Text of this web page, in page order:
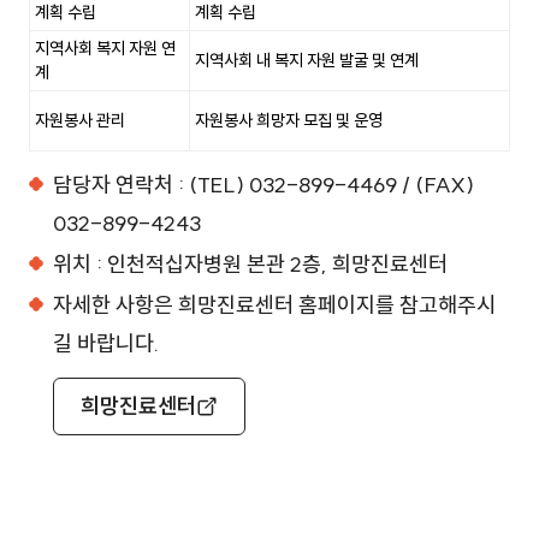
계획 수립
계획 수립
지역사회 복지 자원 연
계
지역사회 내 복지 자원 발굴 및 연계
자원봉사 관리 자원봉사 희망자 모집 및 운영
담당자 연락처 : (TEL) 032-899-4469 / (FAX)
032-899-4243
위치 : 인천적십자병원 본관 2층, 희망진료센터
자세한 사항은 희망진료센터 홈페이지를 참고해주시
길 바랍니다.
희망진료센터